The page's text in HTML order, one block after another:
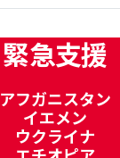
緊急支援
アフガニスタン
イエメン
ウクライナ